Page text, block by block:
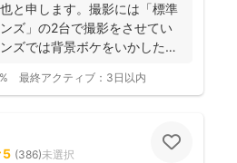
と申します。撮影には「標準
ズ」の2台で撮影をさせてい
ズでは背景ボケをいかしたお
最終アクティブ： 3日以内
5 (386)未選択